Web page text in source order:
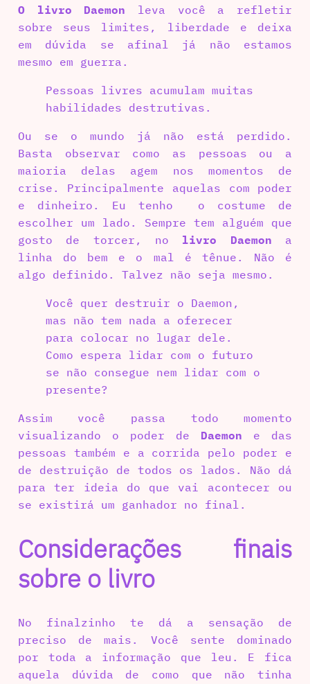
O livro Daemon leva você a refletir
sobre seus limites, liberdade e deixa
em dúvida se afinal já não estamos
mesmo em guerra.
Pessoas livres acumulam muitas
habilidades destrutivas.
Ou se o mundo já não está perdido.
Basta observar como as pessoas ou a
maioria delas agem nos momentos de
crise. Principalmente aquelas com poder
e dinheiro. Eu tenho o costume de
escolher um lado. Sempre tem alguém que
gosto de torcer, no livro Daemon a
linha do bem e o mal é tênue. Não é
algo definido. Talvez não seja mesmo.
Você quer destruir o Daemon,
mas não tem nada a oferecer
para colocar no lugar dele.
Como espera lidar com o futuro
se não consegue nem lidar com o
presente?
Assim você passa todo momento
visualizando o poder de Daemon e das
pessoas também e a corrida pelo poder e
de destruição de todos os lados. Não dá
para ter ideia do que vai acontecer ou
se existirá um ganhador no final.
Considerações finais
sobre o livro
No finalzinho te dá a sensação de
preciso de mais. Você sente dominado
por toda a informação que leu. E fica
aquela dúvida de como que não tinha